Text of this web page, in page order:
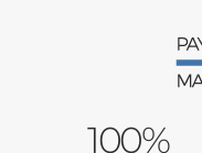
100%